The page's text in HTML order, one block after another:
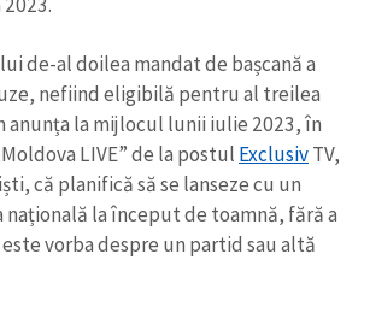
de-al doilea mandat de bașcană a
nefiind eligibilă pentru al treilea
anunța la mijlocul lunii iulie 2023, în
LIVE” de la postul ExclusivTV,
că planifică să se lanseze cu un
la început de toamnă, fără a
vorba despre un partid sau altă